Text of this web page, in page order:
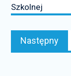
Szkolnej
Następny